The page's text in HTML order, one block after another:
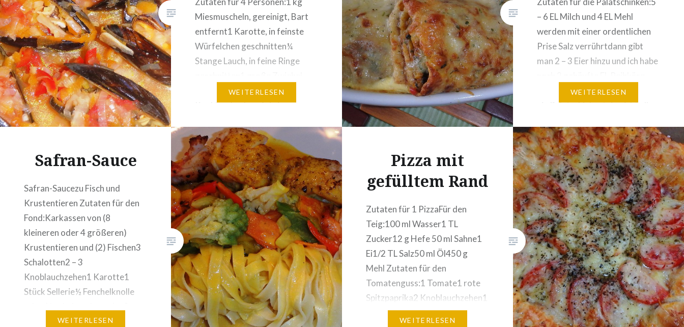
Miesmuscheln, gereinigt, Bart
entfernt1 Karotte, in feinste
Würfelchen geschnitten¼
Stange Lauch, in feine Ringe
feinst gewürfelt3
Knoblauchzehen, fein in
vom Staudensellerie, ebenfalls
feinst gewürfelt1 EL Butter1 EL
Mehl1/8 lt Weißwein,
trocken1/8 lt WasserOptional:
SafranfädenPfeffer1 Bio-
ZitronePetersilie Zubereitung:
Safran in Wasser einweichen,
falls dieser optional
verwendet…
WEITERLESEN
– 6 EL Milch und 4 EL Mehl
werden mit einer ordentlichen
Prise Salz verrührtdann gibt
man 2 – 3 Eier hinzu und ich habe
zufgefügt.Die Masse sollte wie
ein Palatschinkenteig nicht all zu
flüssig sein.Ca. 1/2 Stunde
stehen lassen und dann in…
WEITERLESEN
Safran-Sauce
Safran-Saucezu Fisch und
Krustentieren Zutaten für den
Fond:Karkassen von (8
kleineren oder 4 größeren)
Krustentieren und (2) Fischen3
Schalotten2 – 3
Knoblauchzehen1 Karotte1
Stück Sellerie½ Fenchelknolle
Lorbeerblätter3 Stücke
WEITERLESEN
Pizza mit
gefülltem Rand
Zutaten für 1 PizzaFür den
Teig:100 ml Wasser1 TL
Zucker12 g Hefe 50 ml Sahne1
Ei1/2 TL Salz50 ml Öl450 g
Mehl Zutaten für den
Tomatenguss:1 Tomate1 rote
Spitzpaprika2 Knoblauchzehen1
TL OreganoSalz, Pfeffer,
WEITERLESEN